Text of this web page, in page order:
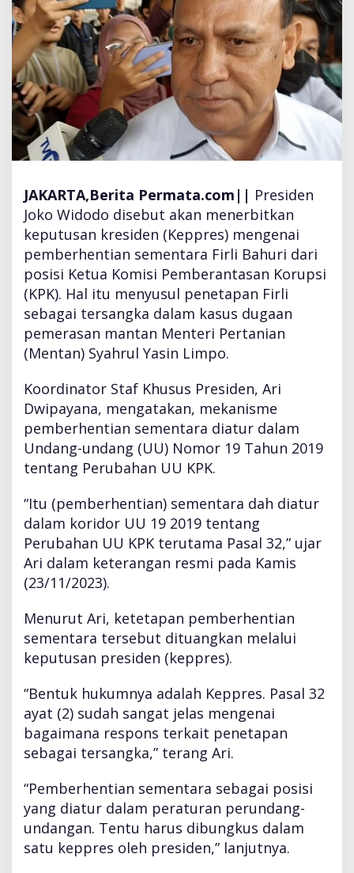
!
P
r
e
s
d
e
n
J
k
o
w
i
A
k
a
n
T
e
r
b
t
k
a
n
K
e
p
r
e
s
P
b
e
h
n
i
a
n
e
m
e
n
t
JAKARTA,Berita Permata.com|| Presiden
Joko Widodo disebut akan menerbitkan
keputusan kresiden (Keppres) mengenai
pemberhentian sementara Firli Bahuri dari
posisi Ketua Komisi Pemberantasan Korupsi
(KPK). Hal itu menyusul penetapan Firli
sebagai tersangka dalam kasus dugaan
pemerasan mantan Menteri Pertanian
(Mentan) Syahrul Yasin Limpo.
Koordinator Staf Khusus Presiden, Ari
Dwipayana, mengatakan, mekanisme
pemberhentian sementara diatur dalam
Undang-undang (UU) Nomor 19 Tahun 2019
tentang Perubahan UU KPK.
“Itu (pemberhentian) sementara dah diatur
dalam koridor UU 19 2019 tentang
Perubahan UU KPK terutama Pasal 32,” ujar
Ari dalam keterangan resmi pada Kamis
(23/11/2023).
Menurut Ari, ketetapan pemberhentian
sementara tersebut dituangkan melalui
keputusan presiden (keppres).
“Bentuk hukumnya adalah Keppres. Pasal 32
ayat (2) sudah sangat jelas mengenai
bagaimana respons terkait penetapan
sebagai tersangka,” terang Ari.
“Pemberhentian sementara sebagai posisi
yang diatur dalam peraturan perundang-
undangan. Tentu harus dibungkus dalam
satu keppres oleh presiden,” lanjutnya.